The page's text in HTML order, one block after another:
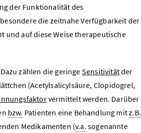
der Funktionalität des
die zeitnahe Verfügbarkeit der
und auf diese Weise therapeutische
zählen die geringe Sensitivitätder
(Acetylsalicylsäure, Clopidogrel,
vermittelt werden. Darüber
bzw. Patienten eine Behandlung mitz.B.
Medikamenten (v.a. sogenannte